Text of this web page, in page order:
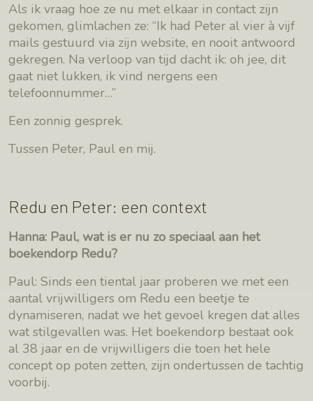
Als ik vraag hoe ze nu met elkaar in contact zijn
gekomen, glimlachen ze: “Ik had Peter al vier à vijf
mails gestuurd via zijn website, en nooit antwoord
gekregen. Na verloop van tijd dacht ik: oh jee, dit
gaat niet lukken, ik vind nergens een
telefoonnummer…”
Een zonnig gesprek.
Tussen Peter, Paul en mij.
Redu en Peter: een context
Hanna: Paul, wat is er nu zo speciaal aan het
boekendorp Redu?
Paul: Sinds een tiental jaar proberen we met een
aantal vrijwilligers om Redu een beetje te
dynamiseren, nadat we het gevoel kregen dat alles
wat stilgevallen was. Het boekendorp bestaat ook
al 38 jaar en de vrijwilligers die toen het hele
concept op poten zetten, zijn ondertussen de tachtig
voorbij.